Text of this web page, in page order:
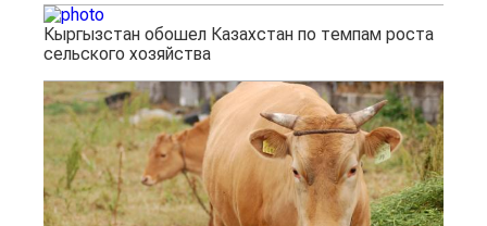
Кыргызстан обошел Казахстан по темпам роста
сельского хозяйства